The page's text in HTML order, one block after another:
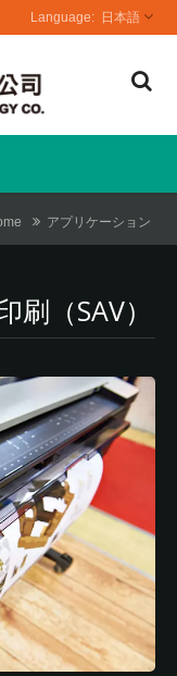
日本語
アプリケーション
（SAV）